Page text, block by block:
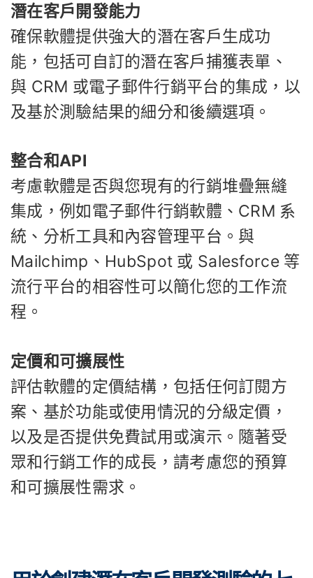
潛在客戶開發能力
確保軟體提供強大的潛在客戶生成功
能，包括可自訂的潛在客戶捕獲表單、
與 CRM 或電子郵件行銷平台的集成，以
及基於測驗結果的細分和後續選項。
整合和API
考慮軟體是否與您現有的行銷堆疊無縫
集成，例如電子郵件行銷軟體、CRM 系
統、分析工具和內容管理平台。與
Mailchimp、HubSpot 或 Salesforce 等
流行平台的相容性可以簡化您的工作流
程。
定價和可擴展性
評估軟體的定價結構，包括任何訂閱方
案、基於功能或使用情況的分級定價，
以及是否提供免費試用或演示。隨著受
眾和行銷工作的成長，請考慮您的預算
和可擴展性需求。